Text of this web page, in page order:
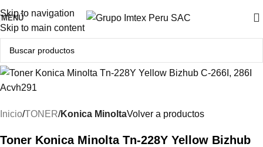
Skip to navigation
Skip to main content
MENÚ
Producto Original
Inicio TONER Konica MinoltaVolver a productos
Toner Konica Minolta Tn-228Y Yellow Bizhub